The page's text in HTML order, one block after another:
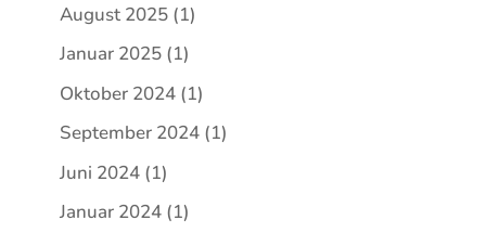
August 2025(1)
Januar 2025(1)
Oktober 2024(1)
September 2024(1)
Juni 2024(1)
Januar 2024(1)